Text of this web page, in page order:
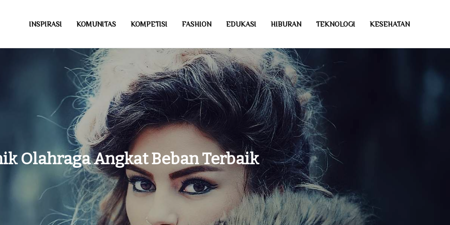
INSPIRASI KOMUNITAS KOMPETISI FASHION EDUKASI HIBURAN TEKNOLOGI KESEHATAN
Olahraga Angkat Beban Terbaik